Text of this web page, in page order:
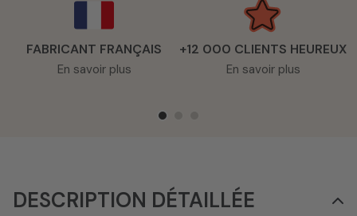
FABRICANT FRANÇAIS
En savoir plus
+12 000 CLIENTS HEUREUX
En savoir plus
DESCRIPTION DÉTAILLÉE